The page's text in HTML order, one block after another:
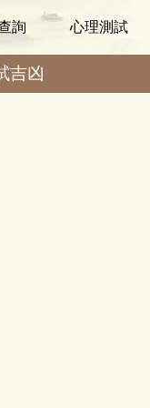
詢 心理測試
吉凶